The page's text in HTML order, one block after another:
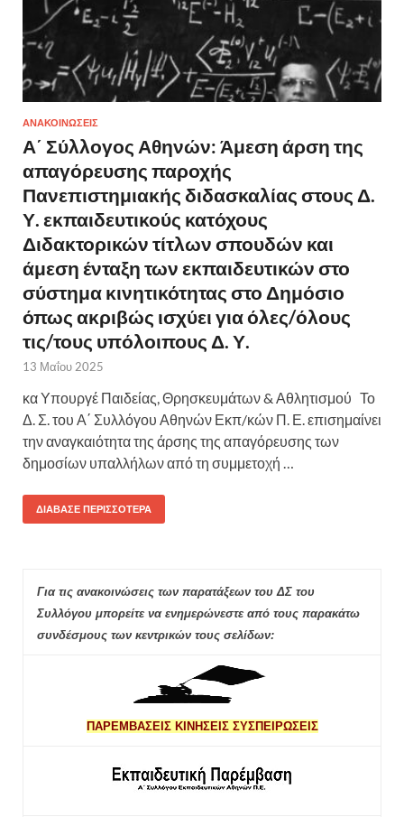
ΑΝΑΚΟΙΝΩΣΕΙΣ
Α΄ Σύλλογος Αθηνών: Άμεση άρση της
απαγόρευσης παροχής
Πανεπιστημιακής διδασκαλίας στους Δ.
Υ. εκπαιδευτικούς κατόχους
Διδακτορικών τίτλων σπουδών και
άμεση ένταξη των εκπαιδευτικών στο
σύστημα κινητικότητας στο Δημόσιο
όπως ακριβώς ισχύει για όλες/όλους
τις/τους υπόλοιπους Δ. Υ.
13 Μαΐου 2025
κα Υπουργέ Παιδείας, Θρησκευμάτων & Αθλητισμού Το
Δ. Σ. του Α΄ Συλλόγου Αθηνών Εκπ/κών Π. Ε. επισημαίνει
την αναγκαιότητα της άρσης της απαγόρευσης των
δημοσίων υπαλλήλων από τη συμμετοχή …
ΔΙΆΒΑΣΕ ΠΕΡΙΣΣΌΤΕΡΑ
Για τις ανακοινώσεις των παρατάξεων του ΔΣ του
Συλλόγου μπορείτε να ενημερώνεστε από τους παρακάτω
συνδέσμους των κεντρικών τους σελίδων:
ΠΑΡΕΜΒΑΣΕΙΣ ΚΙΝΗΣΕΙΣ ΣΥΣΠΕΙΡΩΣΕΙΣ